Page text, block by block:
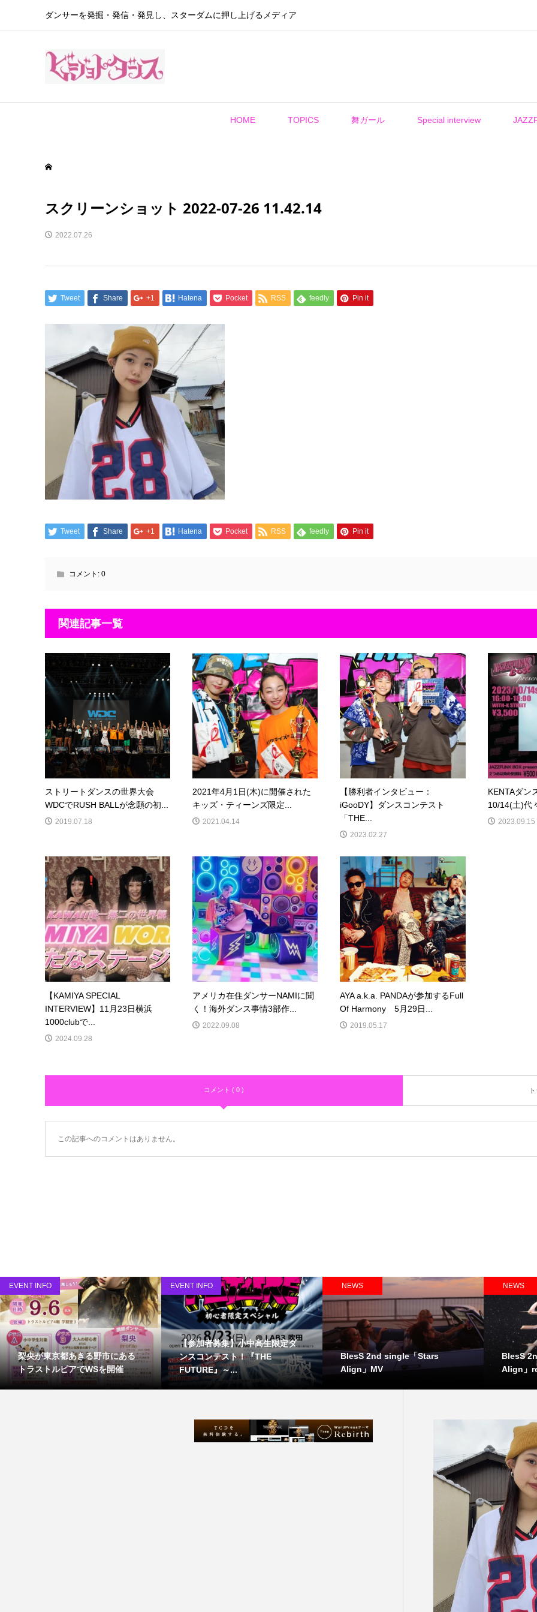
ダンサーを発掘・発信・発見し、スターダムに押し上げるメディア
HOME TOPICS 舞ガール Special interview
スクリーンショット 2022-07-26 11.42.14
2022.07.26
Tweet Share +1 Hatena Pocket RSS feedly Pin it
Tweet Share +1 Hatena Pocket RSS feedly Pin it
コメント: 0
関連記事一覧
ストリートダンスの世界大会
WDCでRUSH BALLが念願の初...
2019.07.18
2021年4月1日(木)に開催された
キッズ・ティーンズ限定...
2021.04.14
【勝利者インタビュー：
iGooDY】ダンスコンテスト
「THE...
2023.02.27
KENTAダン
10/14(土)代
2023.09.15
【KAMIYA SPECIAL
INTERVIEW】11月23日横浜
1000clubで...
2024.09.28
アメリカ在住ダンサーNAMIに聞
く！海外ダンス事情3部作...
2022.09.08
AYA a.k.a. PANDAが参加するFull
Of Harmony 5月29日...
2019.05.17
コメント ( 0 )
この記事へのコメントはありません。
EVENT INFO
梨央が東京都あきる野市にある
トラストルピアでWSを開催
EVENT INFO
【参加者募集】小中高生限定ダ
ンスコンテスト！『THE
FUTURE』～...
NEWS
BlesS 2nd single「Stars
Align」MV
NEWS
BlesS
Align」